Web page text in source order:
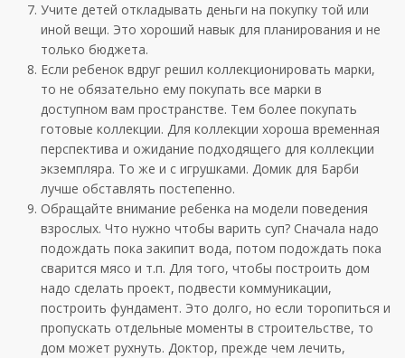
Учите детей откладывать деньги на покупку той или
иной вещи. Это хороший навык для планирования и не
только бюджета.
Если ребенок вдруг решил коллекционировать марки,
то не обязательно ему покупать все марки в
доступном вам пространстве. Тем более покупать
готовые коллекции. Для коллекции хороша временная
перспектива и ожидание подходящего для коллекции
экземпляра. То же и с игрушками. Домик для Барби
лучше обставлять постепенно.
Обращайте внимание ребенка на модели поведения
взрослых. Что нужно чтобы варить суп? Сначала надо
подождать пока закипит вода, потом подождать пока
сварится мясо и т.п. Для того, чтобы построить дом
надо сделать проект, подвести коммуникации,
построить фундамент. Это долго, но если торопиться и
пропускать отдельные моменты в строительстве, то
дом может рухнуть. Доктор, прежде чем лечить,